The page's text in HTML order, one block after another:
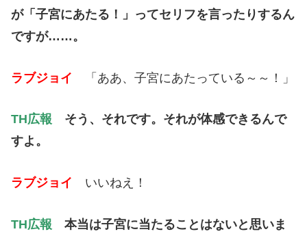
が「子宮にあたる！」ってセリフを言ったりするん
ですが……。
ラブジョイ 「ああ、子宮にあたっている～～！」
TH広報 そう、それです。それが体感できるんで
すよ。
ラブジョイ いいねえ！
TH広報 本当は子宮に当たることはないと思いま